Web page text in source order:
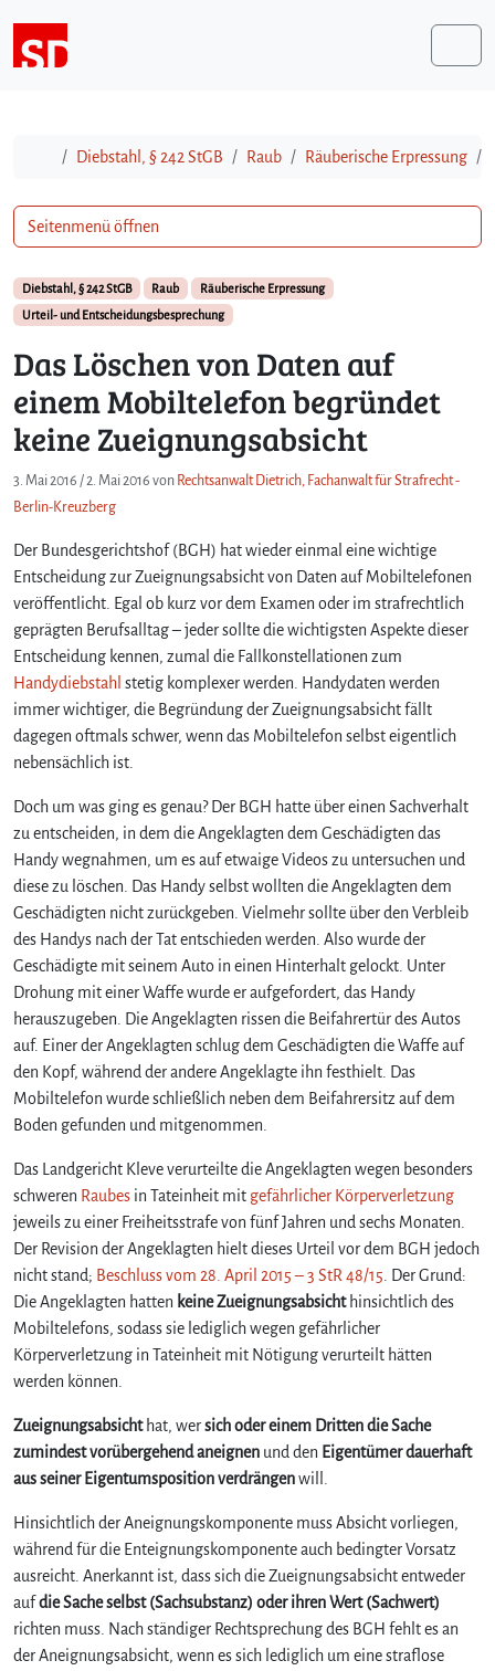
StartDiebstahl, § 242 StGB Raub Räuberische Erpressung
Diebstahl, § 242 StGB Raub
Räuberische Erpressung
Urteil- und Entscheidungsbesprechung
Das Löschen von Daten auf
einem Mobiltelefon begründet
keine Zueignungsabsicht
3. Mai 2016 /2. Mai 2016 von Rechtsanwalt Dietrich, Fachanwalt für Strafrecht -
Berlin-Kreuzberg
Der Bundesgerichtshof (BGH) hat wieder einmal eine wichtige
Entscheidung zur Zueignungsabsicht von Daten auf Mobiltelefonen
veröffentlicht. Egal ob kurz vor dem Examen oder im strafrechtlich
geprägten Berufsalltag – jeder sollte die wichtigsten Aspekte dieser
Entscheidung kennen, zumal die Fallkonstellationen zum
Handydiebstahl stetig komplexer werden. Handydaten werden
immer wichtiger, die Begründung der Zueignungsabsicht fällt
dagegen oftmals schwer, wenn das Mobiltelefon selbst eigentlich
nebensächlich ist.
Doch um was ging es genau? Der BGH hatte über einen Sachverhalt
zu entscheiden, in dem die Angeklagten dem Geschädigten das
Handy wegnahmen, um es auf etwaige Videos zu untersuchen und
diese zu löschen. Das Handy selbst wollten die Angeklagten dem
Geschädigten nicht zurückgeben. Vielmehr sollte über den Verbleib
des Handys nach der Tat entschieden werden. Also wurde der
Geschädigte mit seinem Auto in einen Hinterhalt gelockt. Unter
Drohung mit einer Waffe wurde er aufgefordert, das Handy
herauszugeben. Die Angeklagten rissen die Beifahrertür des Autos
auf. Einer der Angeklagten schlug dem Geschädigten die Waffe auf
den Kopf, während der andere Angeklagte ihn festhielt. Das
Mobiltelefon wurde schließlich neben dem Beifahrersitz auf dem
Boden gefunden und mitgenommen.
Das Landgericht Kleve verurteilte die Angeklagten wegen besonders
schweren Raubes in Tateinheit mit gefährlicher Körperverletzung
jeweils zu einer Freiheitsstrafe von fünf Jahren und sechs Monaten.
Der Revision der Angeklagten hielt dieses Urteil vor dem BGH jedoch
nicht stand; Beschluss vom 28. April 2015 – 3 StR 48/15 . Der Grund:
Die Angeklagten hatten keine Zueignungsabsicht hinsichtlich des
Mobiltelefons, sodass sie lediglich wegen gefährlicher
Körperverletzung in Tateinheit mit Nötigung verurteilt hätten
werden können.
Zueignungsabsichthat, wersich oder einem Dritten die Sache
zumindest vorübergehend aneignen und den Eigentümer dauerhaft
aus seiner Eigentumsposition verdrängenwill.
Hinsichtlich der Aneignungskomponente muss Absicht vorliegen,
während für die Enteignungskomponente auch bedingter Vorsatz
ausreicht. Anerkannt ist, dass sich die Zueignungsabsicht entweder
aufdie Sache selbst (Sachsubstanz) oder ihren Wert (Sachwert)
richten muss. Nach ständiger Rechtsprechung des BGH fehlt es an
der Aneignungsabsicht, wenn es sich lediglich um eine straflose
Seitenmenü öffnen